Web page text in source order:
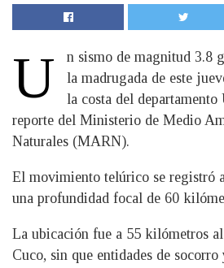
U
n sismo de magnitud 3.8
la madrugada de este
la costa del departamento
reporte del Ministerio de Medio
Naturales (MARN).
El movimiento telúrico se registró
una profundidad focal de 60
La ubicación fue a 55 kilómetros
Cuco, sin que entidades de